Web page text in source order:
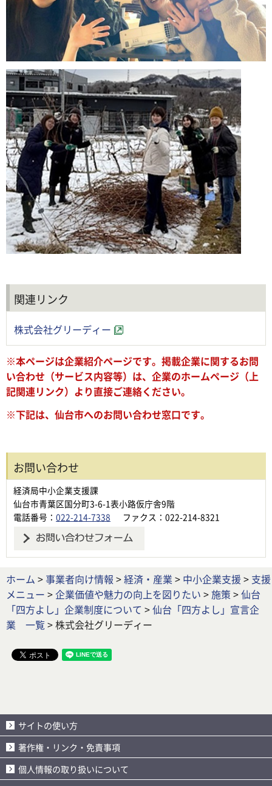
関連リンク
株式会社グリーディー
※本ページは企業紹介ページです。掲載企業に関するお問
い合わせ（サービス内容等）は、企業のホームページ（上
記関連リンク）より直接ご連絡ください。
※下記は、仙台市へのお問い合わせ窓口です。
お問い合わせ
経済局中小企業支援課
仙台市青葉区国分町3-6-1表小路仮庁舎9階
電話番号： 022-214-7338 ファクス：022-214-8321
ホーム >事業者向け情報 >経済・産業 > 中小企業支援> 支援
メニュー >企業価値や魅力の向上を図りたい >施策 >仙台
「四方よし」企業制度について >仙台「四方よし」宣言企
業 一覧> 株式会社グリーディー
サイトの使い方
著作権・リンク・免責事項
個人情報の取り扱いについて